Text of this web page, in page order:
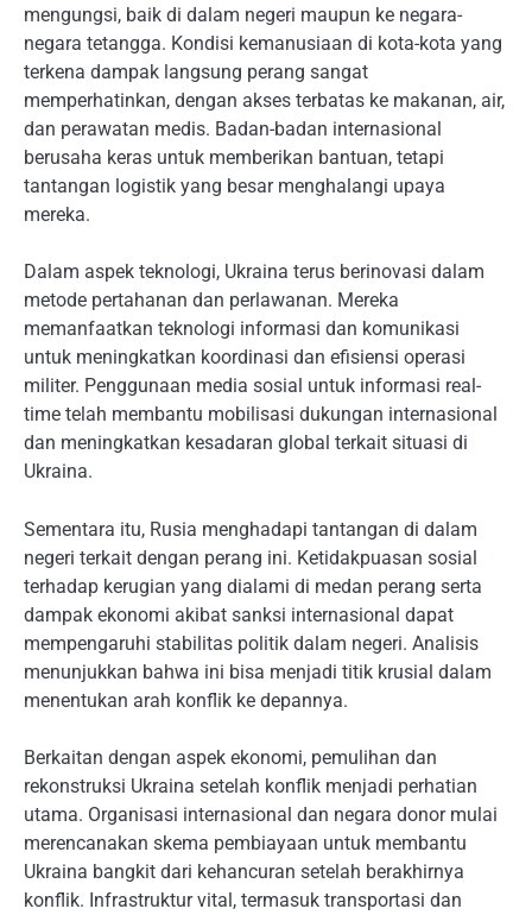
mengungsi, baik di dalam negeri maupun ke negara-
negara tetangga. Kondisi kemanusiaan di kota-kota yang
terkena dampak langsung perang sangat
memperhatinkan, dengan akses terbatas ke makanan, air,
dan perawatan medis. Badan-badan internasional
berusaha keras untuk memberikan bantuan, tetapi
tantangan logistik yang besar menghalangi upaya
mereka.
Dalam aspek teknologi, Ukraina terus berinovasi dalam
metode pertahanan dan perlawanan. Mereka
memanfaatkan teknologi informasi dan komunikasi
untuk meningkatkan koordinasi dan efisiensi operasi
militer. Penggunaan media sosial untuk informasi real-
time telah membantu mobilisasi dukungan internasional
dan meningkatkan kesadaran global terkait situasi di
Ukraina.
Sementara itu, Rusia menghadapi tantangan di dalam
negeri terkait dengan perang ini. Ketidakpuasan sosial
terhadap kerugian yang dialami di medan perang serta
dampak ekonomi akibat sanksi internasional dapat
mempengaruhi stabilitas politik dalam negeri. Analisis
menunjukkan bahwa ini bisa menjadi titik krusial dalam
menentukan arah konflik ke depannya.
Berkaitan dengan aspek ekonomi, pemulihan dan
rekonstruksi Ukraina setelah konflik menjadi perhatian
utama. Organisasi internasional dan negara donor mulai
merencanakan skema pembiayaan untuk membantu
Ukraina bangkit dari kehancuran setelah berakhirnya
konflik. Infrastruktur vital, termasuk transportasi dan